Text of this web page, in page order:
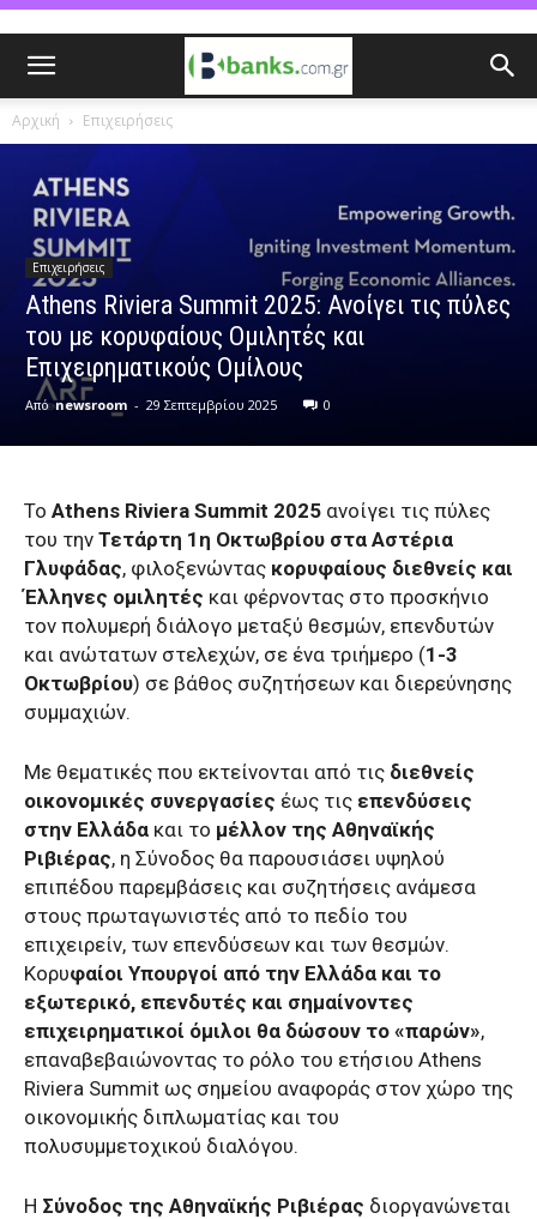
Αρχική Επιχειρήσεις
Επιχειρήσεις
Athens Riviera Summit 2025: Ανοίγει τις πύλες
του με κορυφαίους Ομιλητές και
Επιχειρηματικούς Ομίλους
Από newsroom - 29 Σεπτεμβρίου 2025 0
Το Athens Riviera Summit 2025 ανοίγει τις πύλες
του την Τετάρτη 1η Οκτωβρίου στα Αστέρια
Γλυφάδας, φιλοξενώντας κορυφαίους διεθνείς και
Έλληνες ομιλητές και φέρνοντας στο προσκήνιο
τον πολυμερή διάλογο μεταξύ θεσμών, επενδυτών
και ανώτατων στελεχών, σε ένα τριήμερο (1-3
Οκτωβρίου) σε βάθος συζητήσεων και διερεύνησης
συμμαχιών.
Με θεματικές που εκτείνονται από τις διεθνείς
οικονομικές συνεργασίες έως τις επενδύσεις
στην Ελλάδα και το μέλλον της Αθηναϊκής
Ριβιέρας, η Σύνοδος θα παρουσιάσει υψηλού
επιπέδου παρεμβάσεις και συζητήσεις ανάμεσα
στους πρωταγωνιστές από το πεδίο του
επιχειρείν, των επενδύσεων και των θεσμών.
Κορυφαίοι Υπουργοί από την Ελλάδα και το
εξωτερικό, επενδυτές και σημαίνοντες
επιχειρηματικοί όμιλοι θα δώσουν το «παρών»,
επαναβεβαιώνοντας το ρόλο του ετήσιου Athens
Riviera Summit ως σημείου αναφοράς στον χώρο της
οικονομικής διπλωματίας και του
πολυσυμμετοχικού διαλόγου.
Η Σύνοδος της Αθηναϊκής Ριβιέρας διοργανώνεται